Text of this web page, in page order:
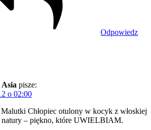
Odpowiedz
Asia pisze:
o 02:00
Chłopiec otulony w kocyk z włoskiej
natury – piękno, które UWIELBIAM.